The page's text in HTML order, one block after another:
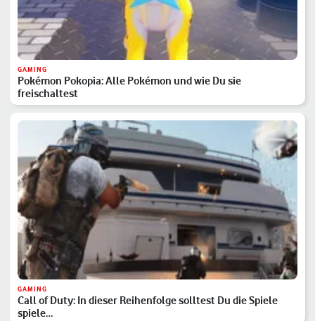
GAMING
Pokémon Pokopia: Alle Pokémon und wie Du sie
freischaltest
GAMING
Call of Duty: In dieser Reihenfolge solltest Du die Spiele
spiele…